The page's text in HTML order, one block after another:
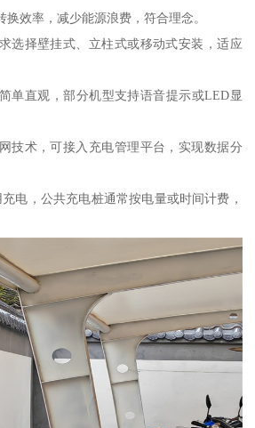
效率，减少能源浪费，符合理念。
选择壁挂式、立柱式或移动式安装，适应
单直观，部分机型支持语音提示或LED显
技术，可接入充电管理平台，实现数据分
电，公共充电桩通常按电量或时间计费，